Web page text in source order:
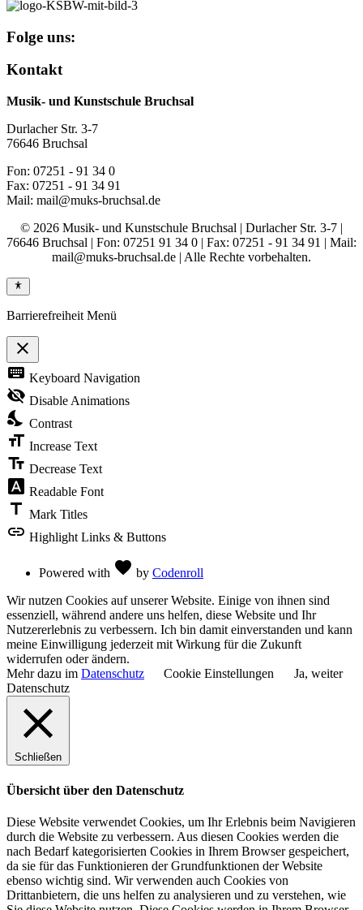
Folge uns:
Kontakt
Musik- und Kunstschule Bruchsal
Durlacher Str. 3-7
76646 Bruchsal
Fon: 07251 - 91 34 0
Fax: 07251 - 91 34 91
Mail: mail@muks-bruchsal.de
© 2026 Musik- und Kunstschule Bruchsal | Durlacher Str. 3-7 |
76646 Bruchsal | Fon: 07251 91 34 0 | Fax: 07251 - 91 34 91 | Mail:
mail@muks-bruchsal.de | Alle Rechte vorbehalten.
Barrierefreiheit Menü
close
Toggle
the
visibility
of
Accessibility
Toolbar
keyboard Keyboard Navigation
visibility_off Disable Animations
nights_stay Contrast
format_size Increase Text
text_fields Decrease Text
font_download Readable Font
title Mark Titles
link Highlight Links & Buttons
Powered with favorite by Codenroll
Wir nutzen Cookies auf unserer Website. Einige von ihnen sind
essenziell, während andere uns helfen, diese Website und Ihr
Nutzererlebnis zu verbessern. Ich bin damit einverstanden und kann
meine Einwilligung jederzeit mit Wirkung für die Zukunft
widerrufen oder ändern.
Mehr dazu im Datenschutz Cookie Einstellungen
Ja, weiter
Datenschutz
Schließen
Übersicht über den Datenschutz
Diese Website verwendet Cookies, um Ihr Erlebnis beim Navigieren
durch die Website zu verbessern. Aus diesen Cookies werden die
nach Bedarf kategorisierten Cookies in Ihrem Browser gespeichert,
da sie für das Funktionieren der Grundfunktionen der Website
ebenso wichtig sind. Wir verwenden auch Cookies von
Drittanbietern, die uns helfen zu analysieren und zu verstehen, wie